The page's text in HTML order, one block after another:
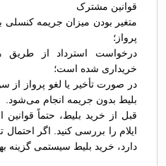
قوانین مشترک
متغیر بودن میزان جریمه کنسلی
پرواز؛
درخواست استرداد از طریق
خریداری شده است؛
در صورت تأخیر یا لغو پرواز از
بلیط بدون جریمه انجام می‌شود.
قبل از خرید بلیط، حتماً قوانین
ایلام را بررسی کنید. اگر
دارد، خرید بلیط سیستمی گزینه